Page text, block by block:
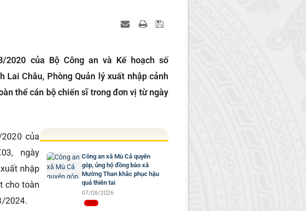
2020 của Bộ Công an và Kế hoạch số
Lai Châu, Phòng Quản lý xuất nhập cảnh
thể cán bộ chiến sĩ trong đơn vị từ ngày
của
ngày
nhập
cho toàn
2024.
Công an xã Mù Cả quyên
góp, ủng hộ đồng bào xã
Mường Than khắc phục hậu
quả thiên tai
07/08/2026